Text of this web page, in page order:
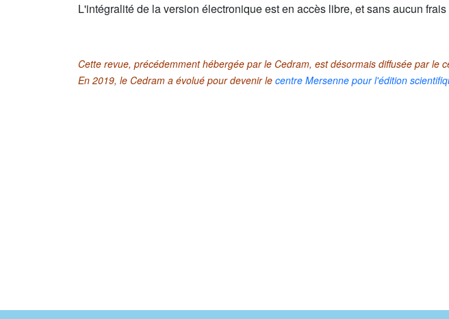
L'intégralité de la version électronique est en accès libre, et sans aucun
Cette revue, précédemment hébergée par le Cedram, est désormais diffusée par le
En 2019, le Cedram a évolué pour devenir le centre Mersenne pour l'édition